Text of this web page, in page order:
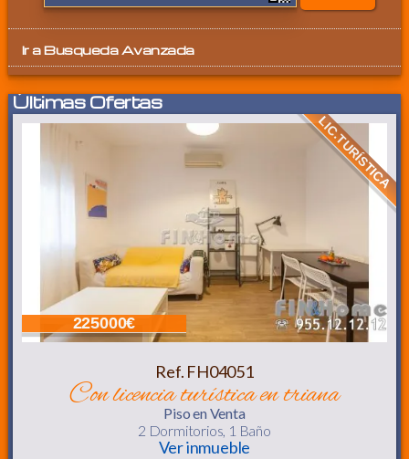
Ir aBusqueda Avanzada
Últimas Ofertas
225000€
LIC.TURÍSTICA
Ref. FH04051
con licencia turística en triana
Pisoen Venta
2 Dormitorios, 1 Baño
Ver inmueble